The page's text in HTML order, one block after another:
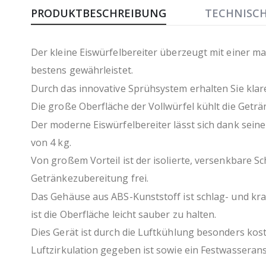
der
Bildergalerie
PRODUKTBESCHREIBUNG
Der kleine Eiswürfelbereiter überzeugt mit einer
bestens gewährleistet.
Durch das innovative Sprühsystem erhalten Sie
Die große Oberfläche der Vollwürfel kühlt die
Der moderne Eiswürfelbereiter lässt sich dank
von 4 kg.
Von großem Vorteil ist der isolierte, versenkbare
Getränkezubereitung frei.
Das Gehäuse aus ABS-Kunststoff ist schlag- und
ist die Oberfläche leicht sauber zu halten.
Dies Gerät ist durch die Luftkühlung besonders
Luftzirkulation gegeben ist sowie ein